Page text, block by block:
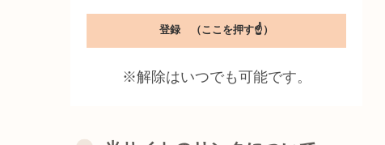
※解除はいつでも可能です。